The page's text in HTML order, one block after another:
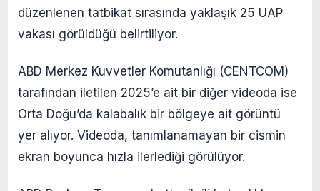
düzenlenen tatbikat sırasında yaklaşık 25 UAP
vakası görüldüğü belirtiliyor.
ABD Merkez Kuvvetler Komutanlığı (CENTCOM)
tarafından iletilen 2025’e ait bir diğer videoda ise
Orta Doğu’da kalabalık bir bölgeye ait görüntü
yer alıyor. Videoda, tanımlanamayan bir cismin
ekran boyunca hızla ilerlediği görülüyor.